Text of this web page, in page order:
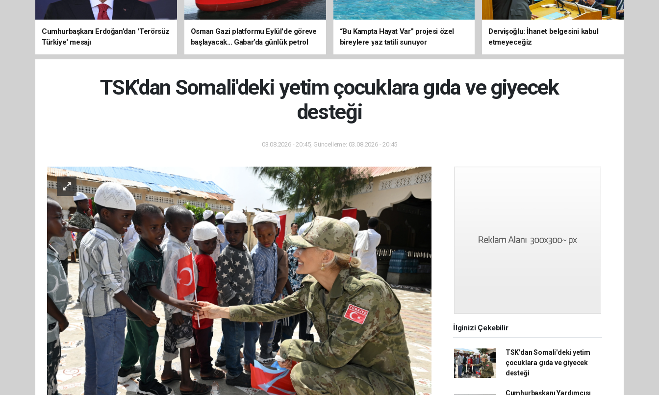
Cumhurbaşkanı Erdoğan’dan 'Terörsüz
Türkiye' mesajı
Osman Gazi platformu Eylül'de göreve
başlayacak... Gabar’da günlük petrol
üretimi 83 bin 200 varile ulaştı
“Bu Kampta Hayat Var” projesi özel
bireylere yaz tatili sunuyor
Dervişoğlu: İhanet belgesini kabul
etmeyeceğiz
TSK'dan Somali'deki yetim çocuklara gıda ve giyecek
desteği
03.08.2026 - 20:45, Güncelleme: 03.08.2026 - 20:45
İlginizi Çekebilir
TSK'dan Somali'deki yetim
çocuklara gıda ve giyecek
desteği
Cumhurbaşkanı Yardımcısı